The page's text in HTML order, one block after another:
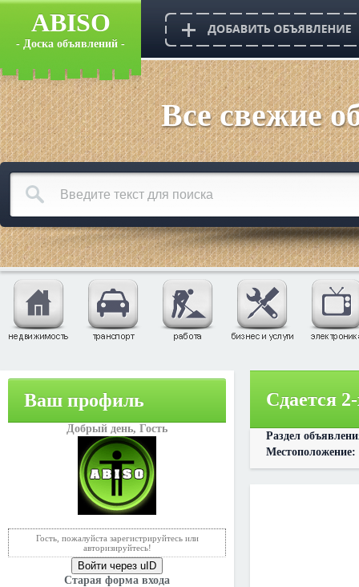
ABISO
- Доска объявлений -
Все свежие
Ваш профиль
Добрый день, Гость
Гость, пожалуйста зарегистрируйтесь или
авторизируйтесь!
Войти через uID
Старая форма входа
Сдается
Раздел
Местоположение: